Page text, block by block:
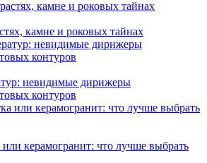
камне и роковых тайнах
невидимые дирижеры
контуров
керамогранит: что лучше выбрать